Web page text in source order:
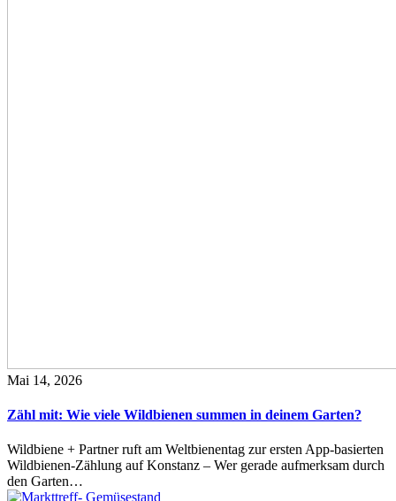
Mai 14, 2026
Zähl mit: Wie viele Wildbienen summen in deinem Garten?
Wildbiene + Partner ruft am Weltbienentag zur ersten App-basierten
Wildbienen-Zählung auf Konstanz – Wer gerade aufmerksam durch
den Garten…